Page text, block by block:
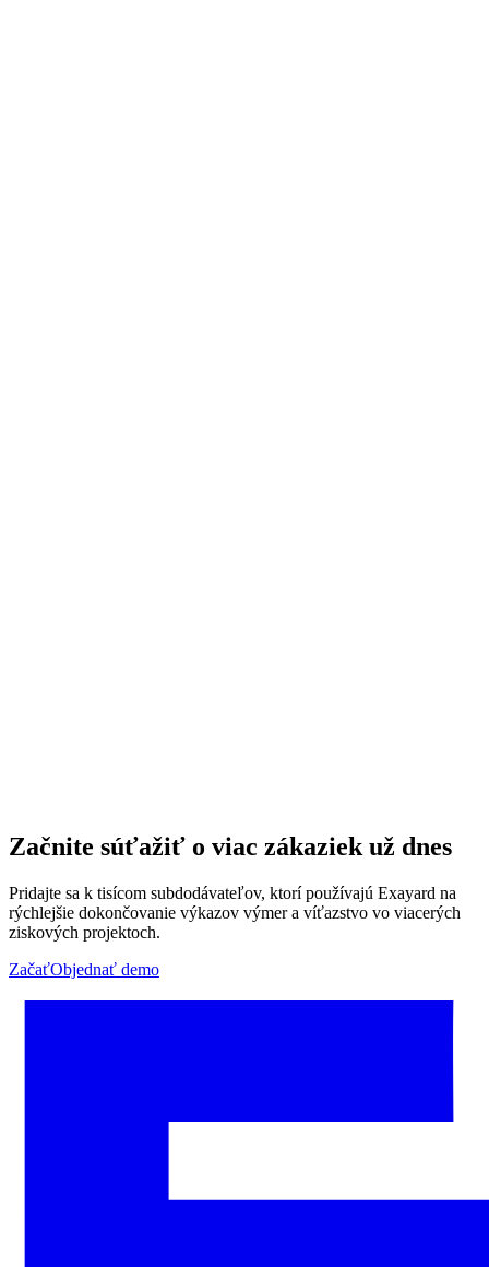
Začnite súťažiť o viac zákaziek už dnes
Pridajte sa k tisícom subdodávateľov, ktorí používajú Exayard na
rýchlejšie dokončovanie výkazov výmer a víťazstvo vo viacerých
ziskových projektoch.
ZačaťObjednať demo